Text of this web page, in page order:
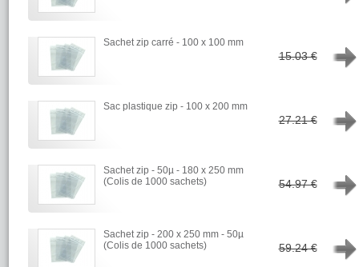
Sachet zip carré - 100 x 100 mm
15.03 €
Sac plastique zip - 100 x 200 mm
27.21 €
Sachet zip - 50µ - 180 x 250 mm
(Colis de 1000 sachets)
54.97 €
Sachet zip - 200 x 250 mm - 50µ
(Colis de 1000 sachets)
59.24 €